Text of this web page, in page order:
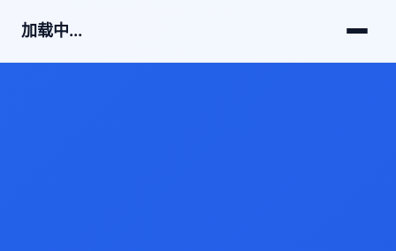
加载中...